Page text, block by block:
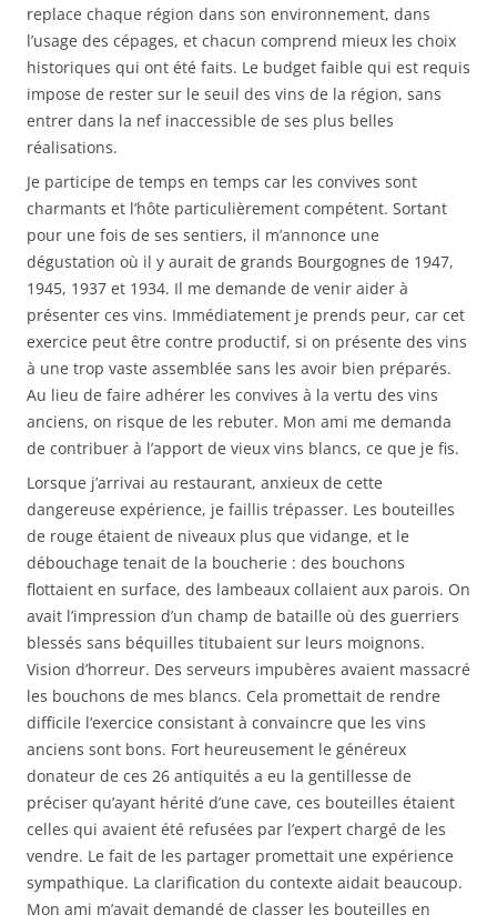
replace chaque région dans son environnement, dans
l’usage des cépages, et chacun comprend mieux les choix
historiques qui ont été faits. Le budget faible qui est requis
impose de rester sur le seuil des vins de la région, sans
entrer dans la nef inaccessible de ses plus belles
réalisations.
Je participe de temps en temps car les convives sont
charmants et l’hôte particulièrement compétent. Sortant
pour une fois de ses sentiers, il m’annonce une
dégustation où il y aurait de grands Bourgognes de 1947,
1945, 1937 et 1934. Il me demande de venir aider à
présenter ces vins. Immédiatement je prends peur, car cet
exercice peut être contre productif, si on présente des vins
à une trop vaste assemblée sans les avoir bien préparés.
Au lieu de faire adhérer les convives à la vertu des vins
anciens, on risque de les rebuter. Mon ami me demanda
de contribuer à l’apport de vieux vins blancs, ce que je fis.
Lorsque j’arrivai au restaurant, anxieux de cette
dangereuse expérience, je faillis trépasser. Les bouteilles
de rouge étaient de niveaux plus que vidange, et le
débouchage tenait de la boucherie : des bouchons
flottaient en surface, des lambeaux collaient aux parois. On
avait l’impression d’un champ de bataille où des guerriers
blessés sans béquilles titubaient sur leurs moignons.
Vision d’horreur. Des serveurs impubères avaient massacré
les bouchons de mes blancs. Cela promettait de rendre
difficile l’exercice consistant à convaincre que les vins
anciens sont bons. Fort heureusement le généreux
donateur de ces 26 antiquités a eu la gentillesse de
préciser qu’ayant hérité d’une cave, ces bouteilles étaient
celles qui avaient été refusées par l’expert chargé de les
vendre. Le fait de les partager promettait une expérience
sympathique. La clarification du contexte aidait beaucoup.
Mon ami m’avait demandé de classer les bouteilles en